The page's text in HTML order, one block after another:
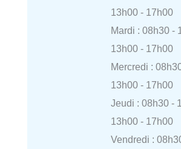
13h00 - 17h00
Mardi : 08h30 -
13h00 - 17h00
Mercredi :
13h00 - 17h00
Jeudi : 08h30 -
13h00 - 17h00
Vendredi :